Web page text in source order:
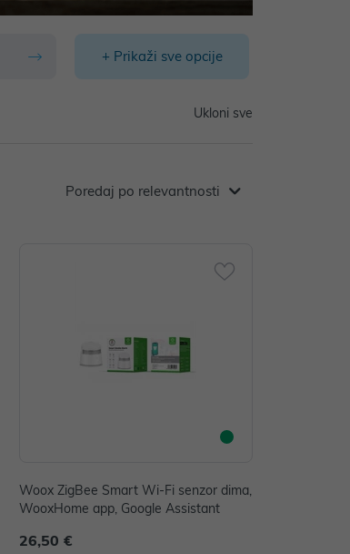
+ Prikaži sve opcije
Ukloni sve
Poredaj po relevantnosti
Woox ZigBee Smart Wi-Fi senzor dima,
WooxHome app, Google Assistant
26,50 €